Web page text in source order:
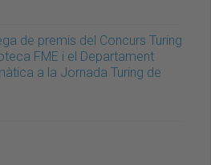
de premis del Concurs Turing
FME i el Departament
a la Jornada Turing de